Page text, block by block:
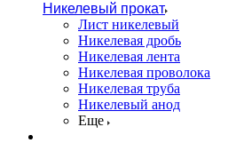
Никелевый прокат
Лист никелевый
Никелевая дробь
Никелевая лента
Никелевая проволока
Никелевая труба
Никелевый анод
Еще